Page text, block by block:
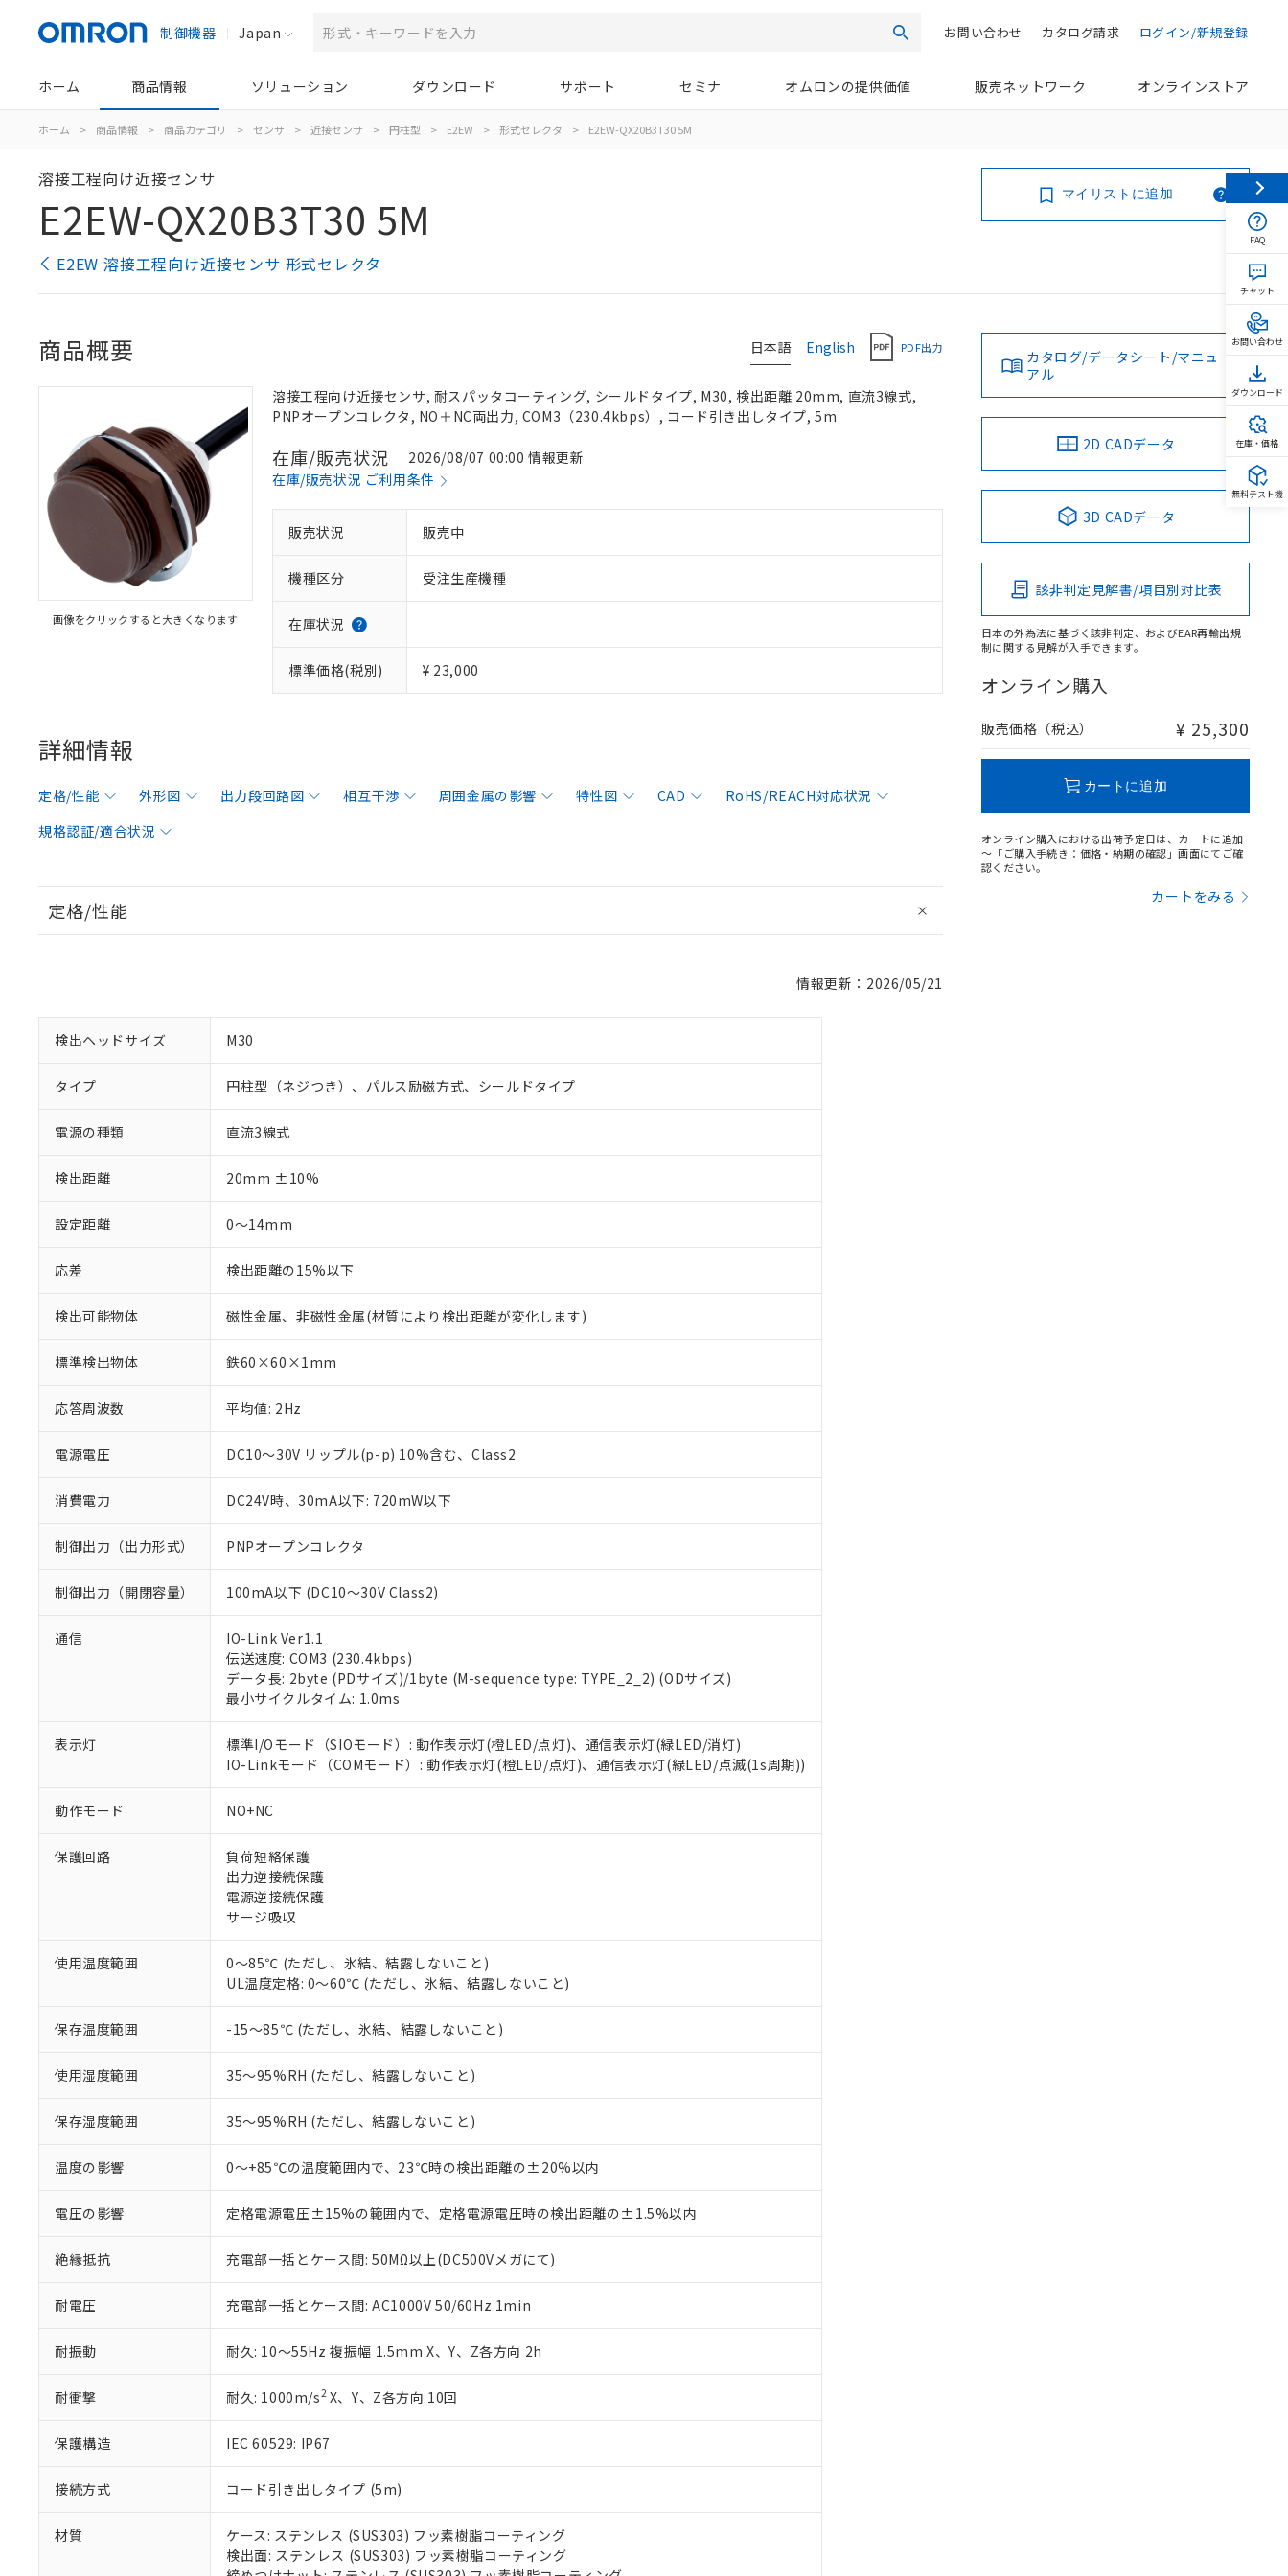
制御機器 Japan 検索 ログイン/新規登録
カタログ請求
お問い合わせ
ホーム 商品情報 ソリューション ダウンロード サポート セミナ オムロンの提供価値 販売ネットワーク オンラインストア
ホーム > 商品情報 > 商品カテゴリ > センサ > 近接センサ > 円柱型 > E2EW > 形式セレクタ > E2EW-QX20B3T30 5M
溶接工程向け近接センサ
E2EW-QX20B3T30 5M
E2EW 溶接工程向け近接センサ 形式セレクタ
マイリストに追加
日本語 English PDF出力
商品概要
画像をクリックすると大きくなります
溶接工程向け近接センサ, 耐スパッタコーティング, シールドタイプ, M30, 検出距離 20mm, 直流3線式,
PNPオープンコレクタ, NO＋NC両出力, COM3（230.4kbps）, コード引き出しタイプ, 5m
在庫/販売状況
2026/08/07 00:00 情報更新
在庫/販売状況 ご利用条件
販売状況 販売中
機種区分 受注生産機種
在庫状況
標準価格(税別) ¥ 23,000
詳細情報
定格/性能 外形図 出力段回路図 相互干渉 周囲金属の影響 特性図 CAD
RoHS/REACH対応状況
規格認証/適合状況
定格/性能
情報更新：2026/05/21
検出ヘッドサイズ M30
タイプ 円柱型（ネジつき）、パルス励磁方式、シールドタイプ
電源の種類 直流3線式
検出距離 20mm ±10%
設定距離 0～14mm
応差 検出距離の15%以下
検出可能物体 磁性金属、非磁性金属(材質により検出距離が変化します)
標準検出物体 鉄60×60×1mm
応答周波数 平均値: 2Hz
電源電圧 DC10～30V リップル(p-p) 10%含む、Class2
消費電力 DC24V時、30mA以下: 720mW以下
制御出力（出力形式） PNPオープンコレクタ
制御出力（開閉容量） 100mA以下 (DC10～30V Class2)
通信
IO-Link Ver1.1
伝送速度: COM3 (230.4kbps)
データ長: 2byte (PDサイズ)/1byte (M-sequence type: TYPE_2_2) (ODサイズ)
最小サイクルタイム: 1.0ms
表示灯
標準I/Oモード（SIOモード）: 動作表示灯(橙LED/点灯)、通信表示灯(緑LED/消灯)
IO-Linkモード（COMモード）: 動作表示灯(橙LED/点灯)、通信表示灯(緑LED/点滅(1s周期))
動作モード NO+NC
保護回路
負荷短絡保護
出力逆接続保護
電源逆接続保護
サージ吸収
使用温度範囲
0～85℃ (ただし、氷結、結露しないこと)
UL温度定格: 0～60℃ (ただし、氷結、結露しないこと)
保存温度範囲 -15～85℃ (ただし、氷結、結露しないこと)
使用湿度範囲 35～95%RH (ただし、結露しないこと)
保存湿度範囲 35～95%RH (ただし、結露しないこと)
温度の影響 0～+85℃の温度範囲内で、23℃時の検出距離の±20%以内
電圧の影響 定格電源電圧±15%の範囲内で、定格電源電圧時の検出距離の±1.5%以内
絶縁抵抗 充電部一括とケース間: 50MΩ以上(DC500Vメガにて)
耐電圧 充電部一括とケース間: AC1000V 50/60Hz 1min
耐振動 耐久: 10～55Hz 複振幅 1.5mm X、Y、Z各方向 2h
耐衝撃 耐久: 1000m/s2X、Y、Z各方向 10回
保護構造 IEC 60529: IP67
接続方式 コード引き出しタイプ (5m)
材質
ケース: ステンレス (SUS303) フッ素樹脂コーティング
検出面: ステンレス (SUS303) フッ素樹脂コーティング
カタログ/データシート/マニュ
アル
2D CADデータ
3D CADデータ
該非判定見解書/項目別対比表
日本の外為法に基づく該非判定、およびEAR再輸出規
制に関する見解が入手できます。
オンライン購入
販売価格（税込） ¥ 25,300
カートに追加
オンライン購入における出荷予定日は、カートに追加
～「ご購入手続き：価格・納期の確認」画面にてご確
認ください。
カートをみる
ご利用条件
本サービスは、当社制御機器事業取扱商品の当社在庫状況および標準価格(税抜)を提供させていただ
い。
正式な納期状況および標準価格はお客様のお取引先、またはお客様担当のオムロン制御機器販売店・
当社販売員にご相談ください。
オムロン制御機器販売店や当社販売拠点は「
す。
マイパーツ機能（部品リスト作成サービス）をご利用いただくには、I-Webメンバーズにご登録され
ている必要があります。
お客様が当ウェブサイト上で当社にご登録された部品リストについて、当社および当社の共同利用者
が、当社の製品・サービスに関するお客様との取引・商談に必要な範囲で利用することをご了承くだ
※当社の共同利用者とは、"個人情報の共同利用に関して"
いる法人を指します。
※1 対応状況
対応済み：EU RoHS指令（10物質）の非含有に対応した製品が提供可能な商品です。
対応予定：EU RoHS指令（10物質）の非含有に対応した製品に切り替える予定のある商品です。
調査・確認中：EU RoHS指令（10物質）の非含有の対応状況を調査中または確認中の商品です。
非該当品：ライセンス料など無形物で、有害物質有無と関係のない商品です。
仕入先様の事情により、非含有部品としていたものが、含有品と判明した場合などやむを得ず変更すること
*EU RoHS指令（10物質）：
鉛(Pb) 1000ppm以下、 水銀(Hg) 1000ppm以下、 カドミウム(Cd) 100ppm以下、
六価クロム(Cr(Ⅵ)) 1000ppm以下、ポリ臭化ビフェニル類(PBB) 1000ppm以下、ポリ臭化ジフェニルエーテル類(PBDE) 1000ppm以下、
フタル酸ビス(2-エチルヘキシル) (DEHP)(別名：DOP) 1000ppm以下、フタル酸ブチルベンジル（BBP） 1000ppm以下、フタル酸ジブチ
ル（DBP） 1000ppm以下、フタル酸ジイソブチル (DIBP) 1000ppm以下
但し、RoHS指令で産業用監視および制御機器に対する適用除外項目は除く。
※2 対応予定月
部品在庫の切り替え状況などにより、予定月が前後することがあります。
※3 非含有証明書ダウンロード
下記の非含有証明書をダウンロードすることができます。
※本証明書は発行日時点で非含有を証明するもので、過去に遡って非含有を証明するものではありません。
また、RoHS指令のフタル酸エステル類４物質の対応では、対応完了までの期間は出荷製品に未対応品が
混在することから備考欄に対応日を記載しておりました。
既に当社にて対応品への在庫切替を完了していることから、特段のことがない限り、2022年1月12日よ
り割愛しております。
※1 中国RoHS○×表
「×」：最大均質材料含有率が中国RoHSの基準値を超えていることを示します。
「－」：未確認です。当社販売部門へお問い合わせください。
*中国RoHS10物質の基準値 (GB/T26572)：
Pb(鉛) :1000ppm、 Hg(水銀) : 1000ppm、 Cd(カドミウム) : 100ppm、
※2 環境保護使用期限
「ｅ」：有害物質（10物質）のすべてが基準値以下であることを示します。
味します。
「－」：未確認です。当社販売部門へお問い合わせください。
当社は、これら貴社製品のうち、外国為替および外国貿易法に定める商品（以下｢規制貨物等」とい
当社は貴社製品を、核兵器、ミサイル、化学兵器、生物兵器またはその他武器並びにこれらの製造装
置等に一切使用いたしません。
当社は、貴社製品を第三者に販売する場合は、上記1、2および3の内容を当該第三者に通知します。
たしません。
△ 一定数には満たないが在庫あり
－
在庫なし(最新の在庫状況については、お客様のお取引先、またはお客様担当のオムロン制御
白
FAQ
チャット
お問い合わせ
ダウンロード
在庫・価格
無料テスト機